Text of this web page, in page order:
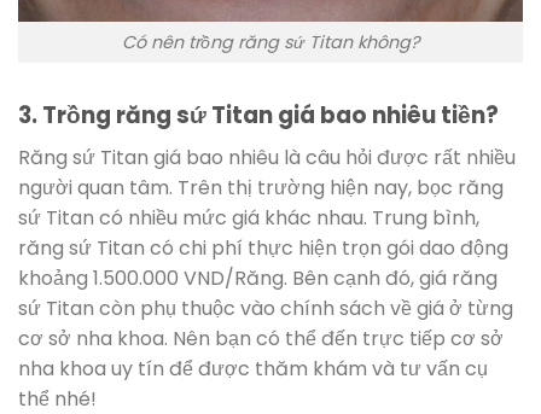
Có nên trồng răng sứ Titan không?
3. Trồng răng sứ Titan giá bao nhiêu tiền?
Răng sứ Titan giá bao nhiêu là câu hỏi được rất nhiều
người quan tâm. Trên thị trường hiện nay, bọc răng
sứ Titan có nhiều mức giá khác nhau. Trung bình,
răng sứ Titan có chi phí thực hiện trọn gói dao động
khoảng 1.500.000 VND/Răng. Bên cạnh đó, giá răng
sứ Titan còn phụ thuộc vào chính sách về giá ở từng
cơ sở nha khoa. Nên bạn có thể đến trực tiếp cơ sở
nha khoa uy tín để được thăm khám và tư vấn cụ
thể nhé!